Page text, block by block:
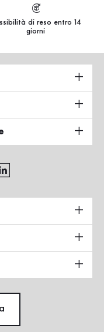
di reso entro 14
giorni